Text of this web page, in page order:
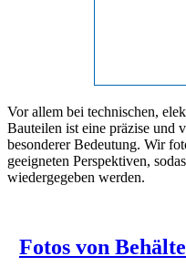
Vor allem bei technischen,
Bauteilen ist eine präzise und
besonderer Bedeutung. Wir
geeigneten Perspektiven,
wiedergegeben werden.
Fotos von